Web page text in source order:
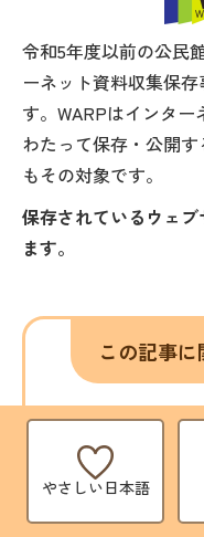
やさしい日本語
令和5年度以前の公民
ーネット資料収集保
す。WARPはインタ
わたって保存・公開
もその対象です。
保存されているウェ
ます。
この記事
生涯学習課
〒646-8545 和
本庁舎5階